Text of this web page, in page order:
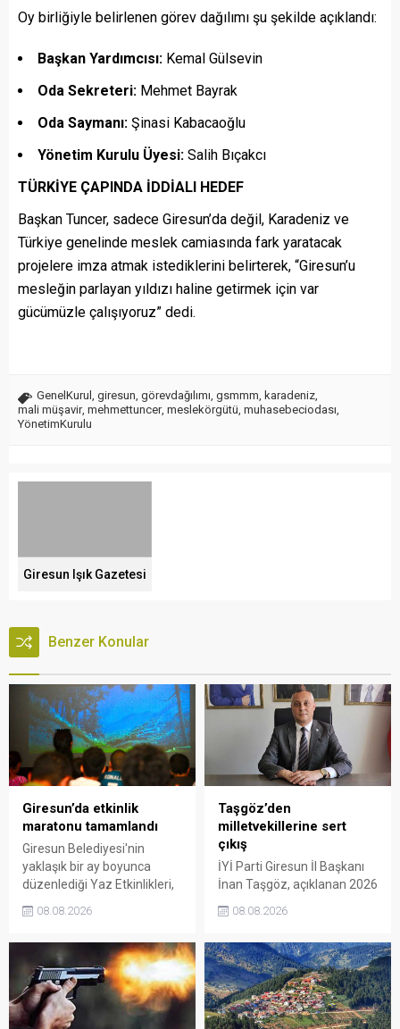
Oy birliğiyle belirlenen görev dağılımı şu şekilde açıklandı:
Başkan Yardımcısı: Kemal Gülsevin
Oda Sekreteri: Mehmet Bayrak
Oda Saymanı: Şinasi Kabacaoğlu
Yönetim Kurulu Üyesi: Salih Bıçakcı
TÜRKİYE ÇAPINDA İDDİALI HEDEF
Başkan Tuncer, sadece Giresun’da değil, Karadeniz ve
Türkiye genelinde meslek camiasında fark yaratacak
projelere imza atmak istediklerini belirterek, “Giresun’u
mesleğin parlayan yıldızı haline getirmek için var
gücümüzle çalışıyoruz” dedi.
GenelKurul , giresun, görevdağılımı, gsmmm, karadeniz,
mali müşavir, mehmettuncer, meslekörgütü, muhasebeciodası,
YönetimKurulu
Giresun Işık Gazetesi
Benzer Konular
Giresun’da etkinlik
maratonu tamamlandı
Giresun Belediyesi'nin
yaklaşık bir ay boyunca
düzenlediği Yaz Etkinlikleri,
sanat ve eğlenceyle
organizasyonun ardından
Kadın El Emeği Pazarı'nın
süresi de 16 Ağustos'a
kadar uzatıldı.
08.08.2026
Taşgöz’den
milletvekillerine sert
çıkış
İYİ Parti Giresun İl Başkanı
İnan Taşgöz, açıklanan 2026
üzerinden iktidar
eleştirdi. Taşgöz, üreticinin
emeğinin karşılığını
alamadığını savunarak,
Giresun milletvekillerini
08.08.2026